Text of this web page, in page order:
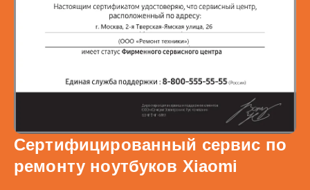
Сертифицированный сервис по
ремонту ноутбуков Xiaomi